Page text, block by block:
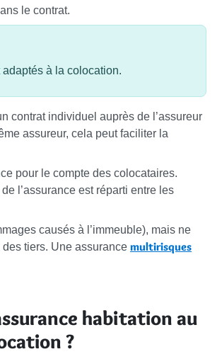
le contrat.
à la colocation.
contrat individuel auprès de l’assureur
assureur, cela peut faciliter la
pour le compte des colocataires.
l’assurance est réparti entre les
causés à l’immeuble), mais ne
tiers. Une assurance multirisques
habitation au
?